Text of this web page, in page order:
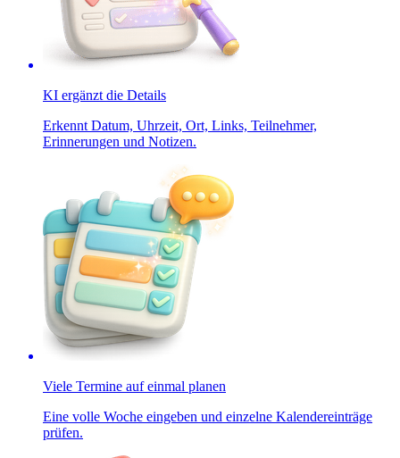
KI ergänzt die Details
Erkennt Datum, Uhrzeit, Ort, Links, Teilnehmer,
Erinnerungen und Notizen.
Viele Termine auf einmal planen
Eine volle Woche eingeben und einzelne Kalendereinträge
prüfen.